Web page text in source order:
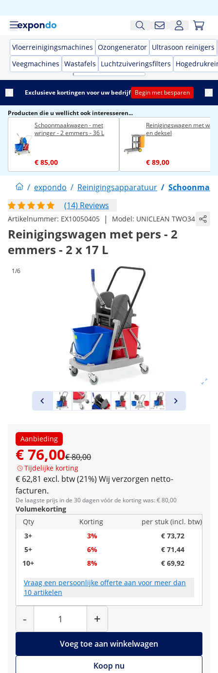
Vloerreinigingsmachines Ozongenerator Ultrasoon reinigers
Veegmachines Wastafels Luchtzuiveringsfilters
Exclusieve kortingen voor uw bedrijf Begin met besparen
Producten die u wellicht ook interesseren...
Schoonmaakwagen - met
wringer - 2 emmers - 36 L
€ 85,00
Reinigingswagen met
en deksel
€ 89,00
/ expondo / Reinigingsapparatuur /
(14) Reviews
Artikelnummer: EX10050405 | Model: UNICLEAN TWO34
Reinigingswagen met pers - 2
emmers - 2 x 17 L
1/6
Aanbieding
€ 76,00€ 80,00
Tijdelijke korting
€ 62,81 excl. btw (21%) Wij verzorgen netto-
facturen.
De laagste prijs in de 30 dagen vóór de korting was: € 80,00
Volumekorting
Qty
Korting
per stuk (incl. btw)
3+
3%
€ 73,72
5+
6%
€ 71,44
10+
8% € 69,92
Vraag een persoonlijke offerte aan voor meer dan
10 artikelen
-
Hoeveelheid
+
Voeg toe aan winkelwagen
Koop nu